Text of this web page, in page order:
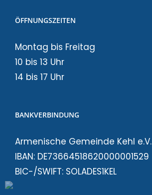
ÖFFNUNGSZEITEN
Montag bis Freitag
10 bis 13 Uhr
14 bis 17 Uhr
BANKVERBINDUNG
Armenische Gemeinde Kehl e.V.
IBAN: DE73664518620000001529
BIC-/SWIFT: SOLADES1KEL